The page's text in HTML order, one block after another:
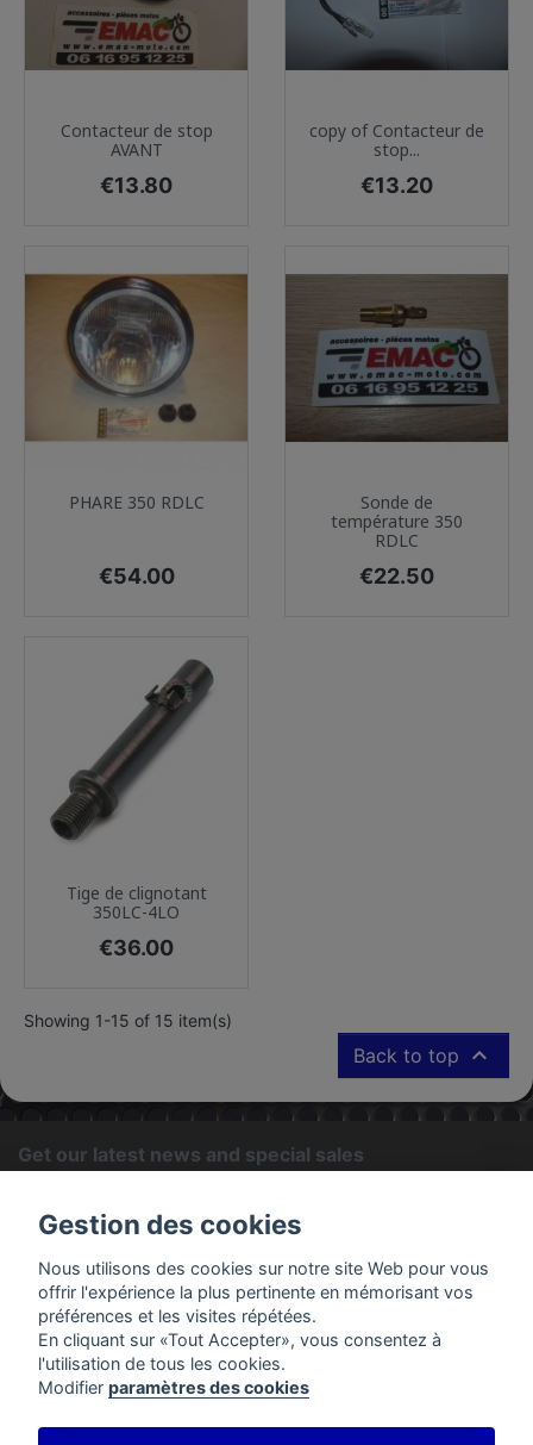
Contacteur de stop
AVANT
Price
€13.80
copy of Contacteur de
stop...
Price
€13.20
PHARE 350 RDLC
Price
€54.00
Sonde de
température 350
RDLC
Price
€22.50
Tige de clignotant
350LC-4LO
Price
€36.00
Showing 1-15 of 15 item(s)
Back to top 
Get our latest news and special sales
find our contact info in the legal notice.
PRODUCTS
Gestion des cookies
Nous utilisons des cookies sur notre site Web pour vous
offrir l'expérience la plus pertinente en mémorisant vos
préférences et les visites répétées.
En cliquant sur «Tout Accepter», vous consentez à
l'utilisation de tous les cookies.
Modifier paramètres des cookies